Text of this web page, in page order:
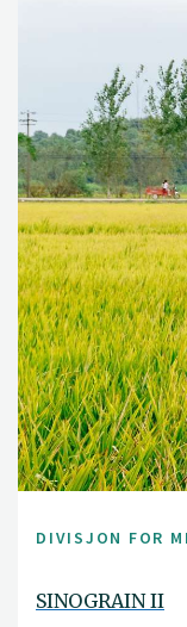
DIVISJON FOR
SINOGRAIN II